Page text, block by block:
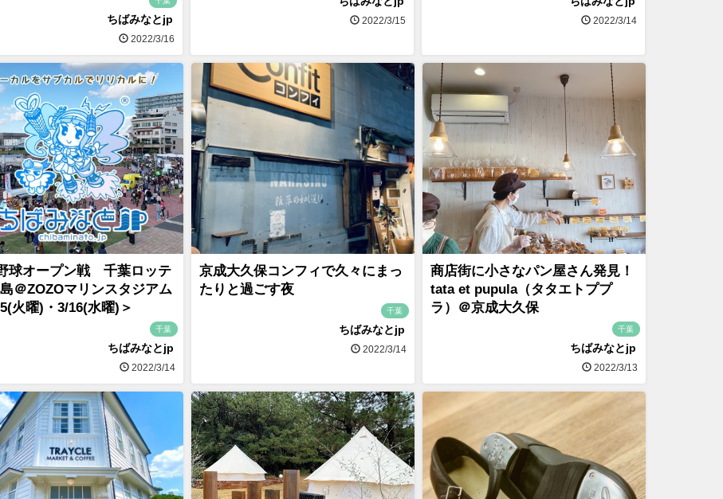
ちばみなとjp
2022/3/16
2022/3/15 2022/3/14
球オープン戦 千葉ロッテ
＠ZOZOマリンスタジアム
火曜)・3/16(水曜)＞
千葉
ちばみなとjp
2022/3/14
京成大久保コンフィで久々にまっ
たりと過ごす夜
千葉
ちばみなとjp
2022/3/14
商店街に小さなパン屋さん発見！
tata et pupula（タタエトププ
ラ）＠京成大久保
千葉
ちばみなとjp
2022/3/13